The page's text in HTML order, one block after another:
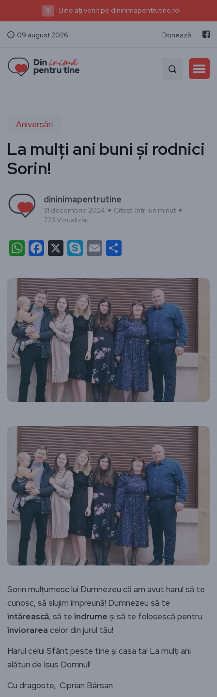
👋 Bine ați venit pe dininimapentrutine.ro!
09 august 2026 Donează
Aniversări
La mulți ani buni și rodnici
Sorin!
dininimapentrutine
31 decembrie 2024
Citești într-un minut
723 Vizualizări
WhatsApp
Facebook
X Skype
Email
Sorin mulțumesc lui Dumnezeu că am avut harul să te
cunosc, să slujim împreună! Dumnezeu să te
întărească, să teîndrume și să te folosescă pentru
înviorarea celor din jurul tău!
Harul celui Sfânt peste tine și casa ta! La mulți ani
alături de Isus Domnul!
Cu dragoste, Ciprian Bârsan